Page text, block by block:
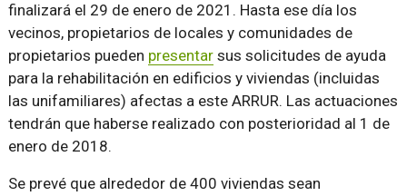
finalizará el 29 de enero de 2021. Hasta ese día los
vecinos, propietarios de locales y comunidades de
propietarios pueden presentarsus solicitudes de ayuda
para la rehabilitación en edificios y viviendas (incluidas
las unifamiliares) afectas a este ARRUR. Las actuaciones
tendrán que haberse realizado con posterioridad al 1 de
enero de 2018.
Se prevé que alrededor de 400 viviendas sean